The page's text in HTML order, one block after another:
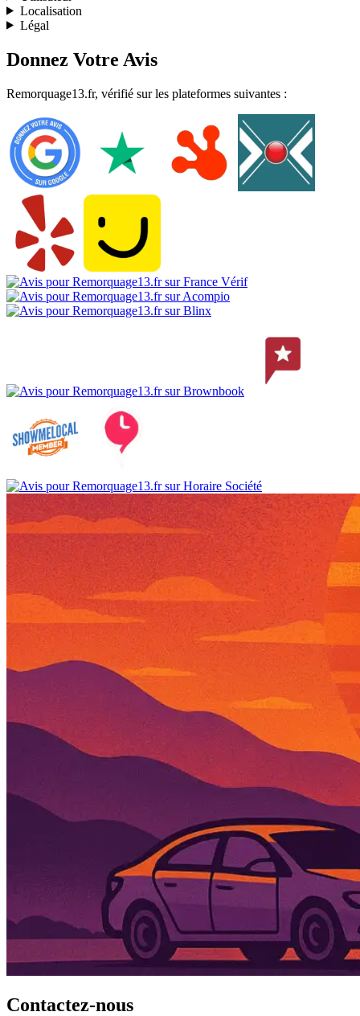
Localisation
Légal
Donnez Votre Avis
Remorquage13.fr, vérifié sur les plateformes suivantes :
Contactez-nous